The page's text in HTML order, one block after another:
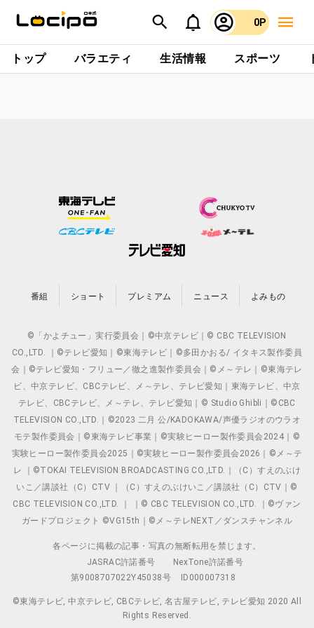
0P
トップ バラエティ 生活情報 スポーツ
番組 ショート プレミアム ニュース よみもの
©「かよチュー」実行委員会｜©中京テレビ｜© CBC TELEVISION
CO.,LTD. ｜©テレビ愛知｜©東海テレビ｜©多田かおる/ イタキス製作委員
会｜©テレビ愛知・フリュー／徹之進製作委員会｜©メ～テレ｜©東海テレ
ビ、中京テレビ、CBCテレビ、メ～テレ、テレビ愛知｜東海テレビ、中京
テレビ、CBCテレビ、メ～テレ、テレビ愛知｜© Studio Ghibli｜©CBC
TELEVISION CO.,LTD.｜©2023 二月 公/KADOKAWA/声優ラジオのウラオ
モテ製作委員会｜©東海テレビ事業｜©実験ヒーロー製作委員会2024｜©
実験ヒーロー製作委員会2025｜©実験ヒーロー製作委員会2026｜©メ～テ
レ ｜©TOKAI TELEVISION BROADCASTING CO.,LTD.｜（C）すえのぶけ
いこ／講談社（C）CTV ｜（C）すえのぶけいこ／講談社（C）CTV｜©
CBC TELEVISION CO.,LTD. ｜ ｜© CBC TELEVISION CO.,LTD. ｜©ヴァン
ガードプロジェクト ©VG15th｜©メ～テレNEXT／ダンスチャンネル
各ページに掲載の記事・写真の無断転用を禁じます。
JASRAC許諾番号
NexTone許諾番号
第9008707022Y45038号
ID000007318
©東海テレビ, 中京テレビ, CBCテレビ, 名古屋テレビ, テレビ愛知 2020 All
Rights Reserved.